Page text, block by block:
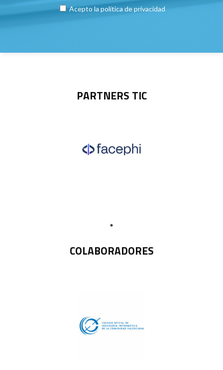
Acepto la política de privacidad
PARTNERS TIC
COLABORADORES